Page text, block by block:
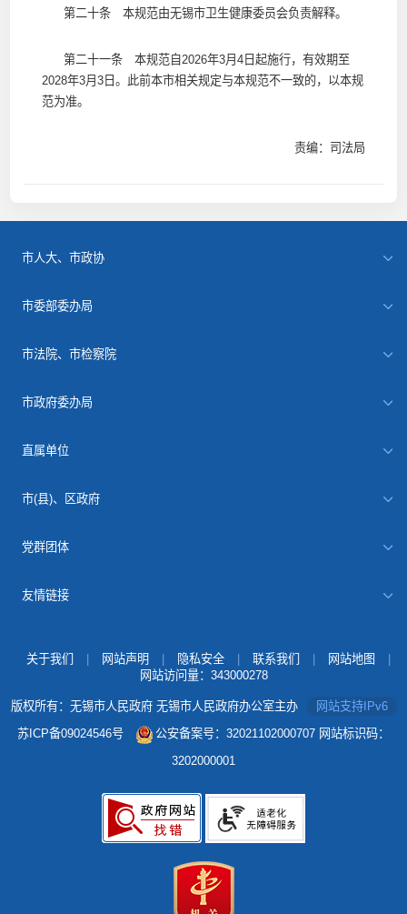
第二十条 本规范由无锡市卫生健康委员会负责解释。
第二十一条 本规范自2026年3月4日起施行，有效期至
2028年3月3日。此前本市相关规定与本规范不一致的，以本规
范为准。
责编：司法局
市人大、市政协
市委部委办局
市法院、市检察院
市政府委办局
直属单位
市(县)、区政府
党群团体
友情链接
关于我们 网站声明 隐私安全 联系我们 网站地图
网站访问量： 343000278
版权所有：无锡市人民政府 无锡市人民政府办公室主办
网站支持IPv6
苏ICP备09024546号
公安备案号：32021102000707 网站标识码：
3202000001